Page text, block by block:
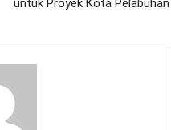
untuk Proyek Kota Pelabuhan